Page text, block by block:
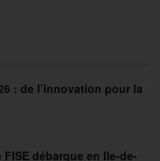
: de l’innovation pour la
débarque en Ile-de-